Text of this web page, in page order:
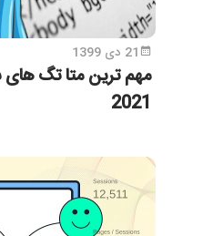
21 دی 1399
مهم ترین متا تگ های
2021